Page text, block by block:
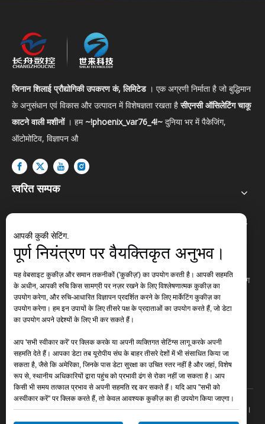
जिनान शिलाई प्रौद्योगिकी उपकरण कं, लिमिटेड । एक अग्रणी निर्माता है जो बुद्धिमान
के अनुसंधान एवं विकास और उत्पादन में विशेषज्ञता रखता हैसीएनसी ऑसिलेटिंग चाकू
काटने वाली मशीनों । हम ~!phoenix_var76_4!~ दुनिया भर में पैकेजिंग,
ऑटोमोटिव, विज्ञापन औ
त्वरित सम्पक
हमसे संपर्क करें
जोड़ें: एरिया ए, लुनज़ेन टाउन इंडस्ट्रियल पार्क, युचेंग सिटी, डेझोउ सिटी, शेडोंग
प्रांत
फ़ोन: + 15550428794
+86 15550428794
ईमेल:czcnc@changzhoucnc.com
क्यूक्यू: 770755720
कॉपीराइट ©2026जिनान शिलाई टेक्नोलॉजी कं, लिमिटेड सभी अधिकार सुरक्षित।
आपकी कुकी सेटिंग.
पूर्ण नियंत्रण पर वैयक्तिकृत अनुभव।
यह वेबसाइट कुकीज़ और समान तकनीकों ('कुकीज़') का उपयोग करती है। आपकी सहमति
के अधीन, आपकी रुचि किस सामग्री पर नज़र रखने के लिए विश्लेषणात्मक कुकीज़ का
उपयोग करेगा, और रुचि-आधारित विज्ञापन प्रदर्शित करने के लिए मार्केटिंग कुकीज़ का
उपयोग करेगा। हम इन उपायों के लिए तीसरे पक्ष के प्रदाताओं का उपयोग करते हैं, जो डेटा
का उपयोग अपने उद्देश्यों के लिए भी कर सकते हैं।
आप 'सभी स्वीकार करें' पर क्लिक करके या अपनी व्यक्तिगत सेटिंग्स लागू करके अपनी
सहमति देते हैं। आपका डेटा तब यूरोपीय संघ के बाहर तीसरे देशों में भी संसाधित किया जा
सकता है, जैसे कि अमेरिका, जिनके पास डेटा सुरक्षा का उचित स्तर नहीं है और जहां, विशेष
रूप से, स्थानीय अधिकारियों द्वारा पहुंच को प्रभावी ढंग से रोका नहीं जा सकता है। आप
किसी भी समय तत्काल प्रभाव से अपनी सहमति रद्द कर सकते हैं। यदि आप ''सभी को
अस्वीकार करें'' पर क्लिक करते हैं, तो केवल आवश्यक कुकीज़ का ही उपयोग किया जाएगा।